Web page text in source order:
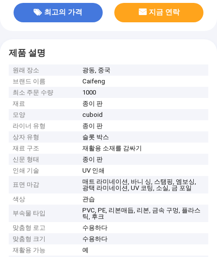
최고의 가격 지금 연락
제품 설명
원래 장소
광동, 중국
브랜드 이름
Caifeng
최소 주문 수량
1000
재료
종이 판
모양
cuboid
라이너 유형
종이 판
상자 유형
슬롯 박스
재료 구조
재활용 소재를 감싸기
신문 형태
종이 판
인쇄 기술
UV 인쇄
표면 마감
매트 라미네이션, 바니 싱, 스탬핑, 엠보싱,
광택 라미네이션, UV 코팅, 소실, 금 포일
색상
관습
부속물 타입
PVC, PE, 리본매듭, 리본, 금속 구멍, 플라스
틱, 후크
맞춤형 로고
수용하다
맞춤형 크기
수용하다
재활용 가능
예